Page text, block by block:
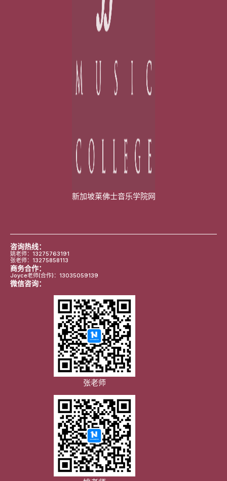
新加坡莱佛士音乐学院网
咨询热线：
姚老师：13275763191
张老师：13275858113
商务合作：
Joyce老师(合作)：13035059139
微信咨询：
张老师